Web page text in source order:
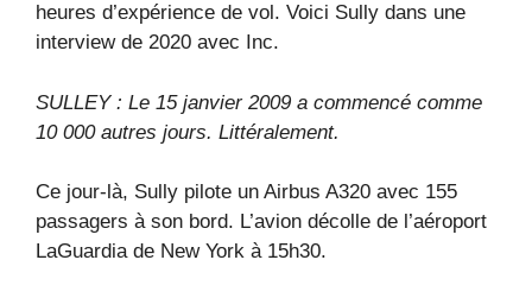
heures d’expérience de vol. Voici Sully dans une
interview de 2020 avec Inc.
SULLEY : Le 15 janvier 2009 a commencé comme
10 000 autres jours. Littéralement.
Ce jour-là, Sully pilote un Airbus A320 avec 155
passagers à son bord. L’avion décolle de l’aéroport
LaGuardia de New York à 15h30.